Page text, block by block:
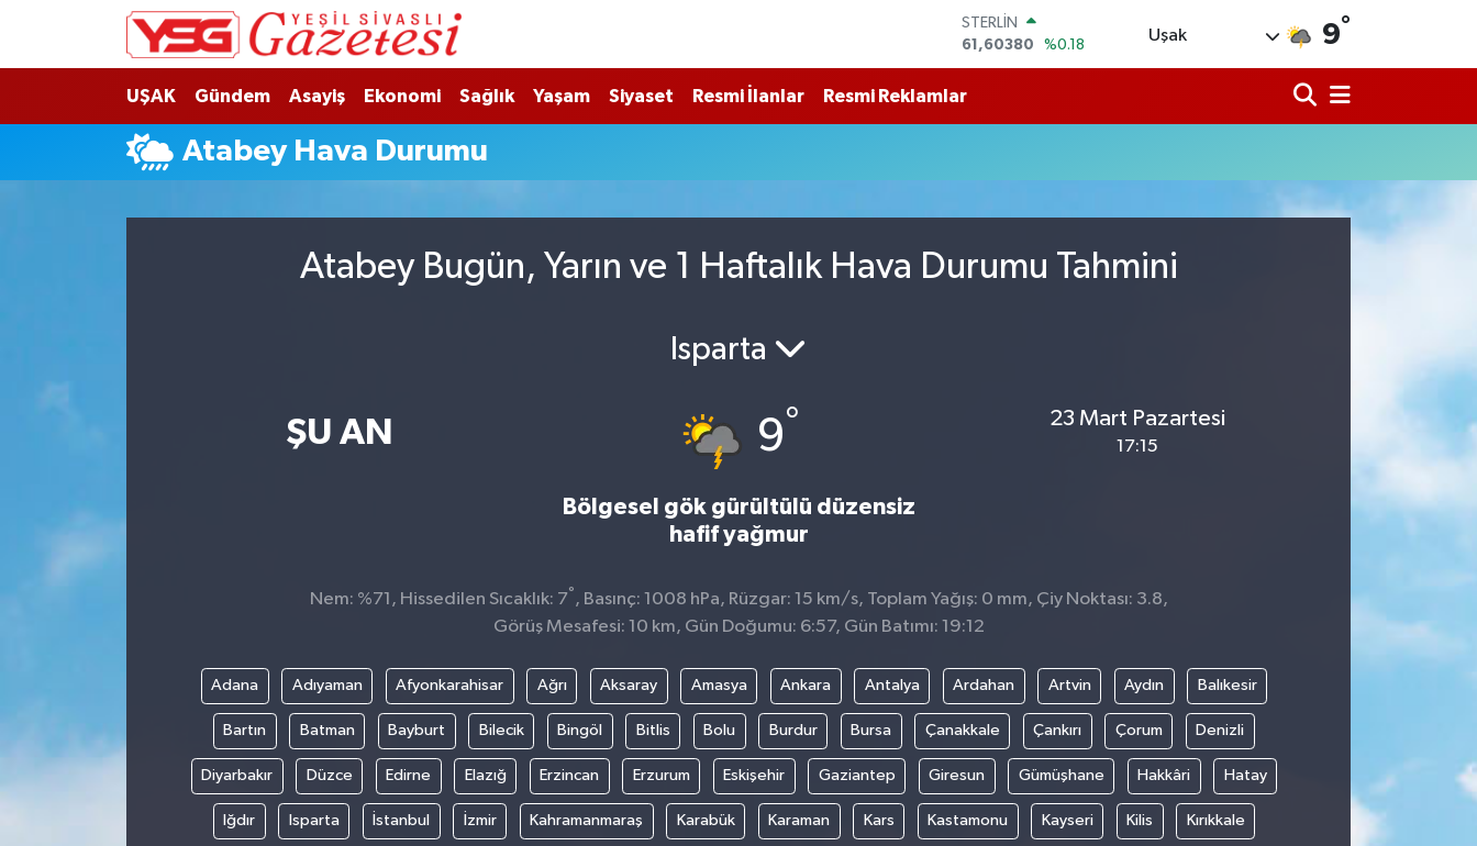
G.ALTIN
6862,09000
%0.19
BİST100
14.598,00
53,38690
%0.19
Uşak 9°
UŞAK Gündem Asayiş Ekonomi Sağlık Yaşam Siyaset Resmi İlanlar Resmi Reklamlar
Atabey Hava Durumu
Atabey Bugün, Yarın ve 1 Haftalık Hava Durumu Tahmini
ŞU AN
Isparta
9°
Bölgesel gök gürültülü düzensiz
hafif yağmur
23 Mart Pazartesi
17:15
Nem: %71, Hissedilen Sıcaklık: 7° , Basınç: 1008 hPa, Rüzgar: 15 km/s, Toplam Yağış: 0 mm, Çiy Noktası: 3.8,
Görüş Mesafesi: 10 km, Gün Doğumu: 6:57, Gün Batımı: 19:12
Adana Adıyaman Afyonkarahisar Ağrı Aksaray Amasya Ankara Antalya Ardahan Artvin Aydın Balıkesir
Bartın Batman Bayburt Bilecik Bingöl Bitlis Bolu Burdur Bursa Çanakkale Çankırı Çorum Denizli
Diyarbakır Düzce Edirne Elazığ Erzincan Erzurum Eskişehir Gaziantep Giresun Gümüşhane Hakkâri Hatay
Iğdır Isparta İstanbul İzmir Kahramanmaraş Karabük Karaman Kars Kastamonu Kayseri Kilis Kırıkkale
Hava Durumu